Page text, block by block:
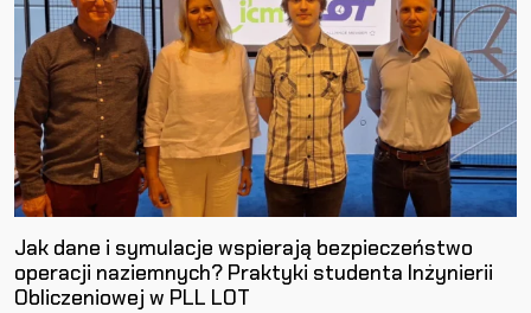
Jak dane i symulacje wspierają bezpieczeństwo
operacji naziemnych? Praktyki studenta Inżynierii
Obliczeniowej w PLL LOT